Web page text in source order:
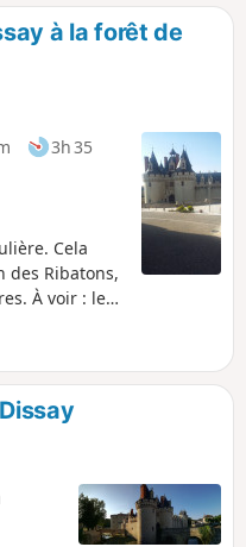
o
a
m
à la forêt de
3h 35
Cela
des Ribatons,
À voir : le